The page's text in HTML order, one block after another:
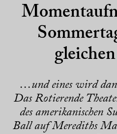
…und eines wird
Das Rotierende
des amerikanischen
Ball auf Merediths